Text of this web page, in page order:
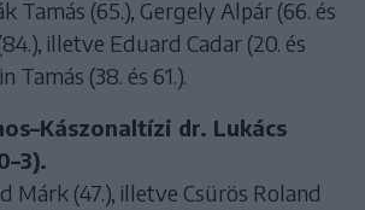
Tamás (65.), Gergely Alpár (66. és
illetve Eduard Cadar (20. és
Tamás (38. és 61.).
dr. Lukács
Márk (47.), illetve Csürös Roland